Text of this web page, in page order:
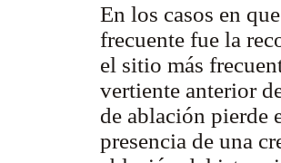
En los casos en
frecuente fue la
el sitio más
vertiente anterior
de ablación pierde
presencia de una